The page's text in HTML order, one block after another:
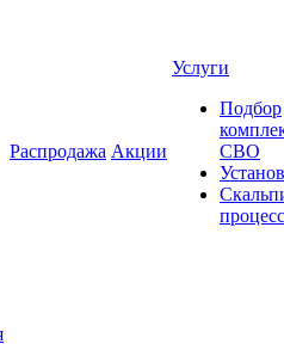
Распродажа Акции
Услуги
Подбор
СВО